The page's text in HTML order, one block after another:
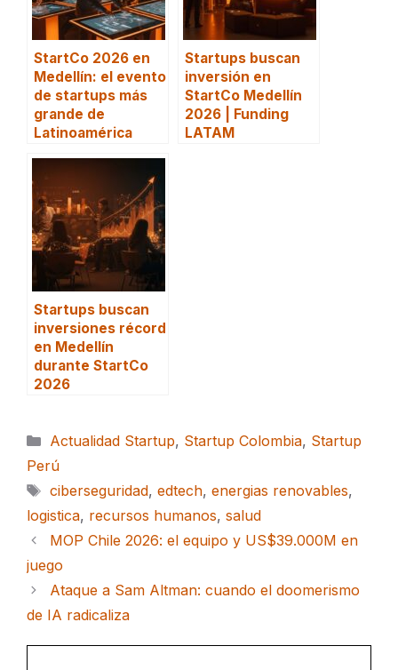
StartCo 2026 en
Medellín: el evento
de startups más
grande de
Latinoamérica
Startups buscan
inversión en
StartCo Medellín
2026 | Funding
LATAM
Startups buscan
inversiones récord
en Medellín
durante StartCo
2026
Categorías
Actualidad Startup, Startup Colombia, Startup
Perú
Etiquetas
ciberseguridad, edtech, energias renovables,
logistica, recursos humanos, salud
MOP Chile 2026: el equipo y US$39.000M en
juego
Ataque a Sam Altman: cuando el doomerismo
de IA radicaliza